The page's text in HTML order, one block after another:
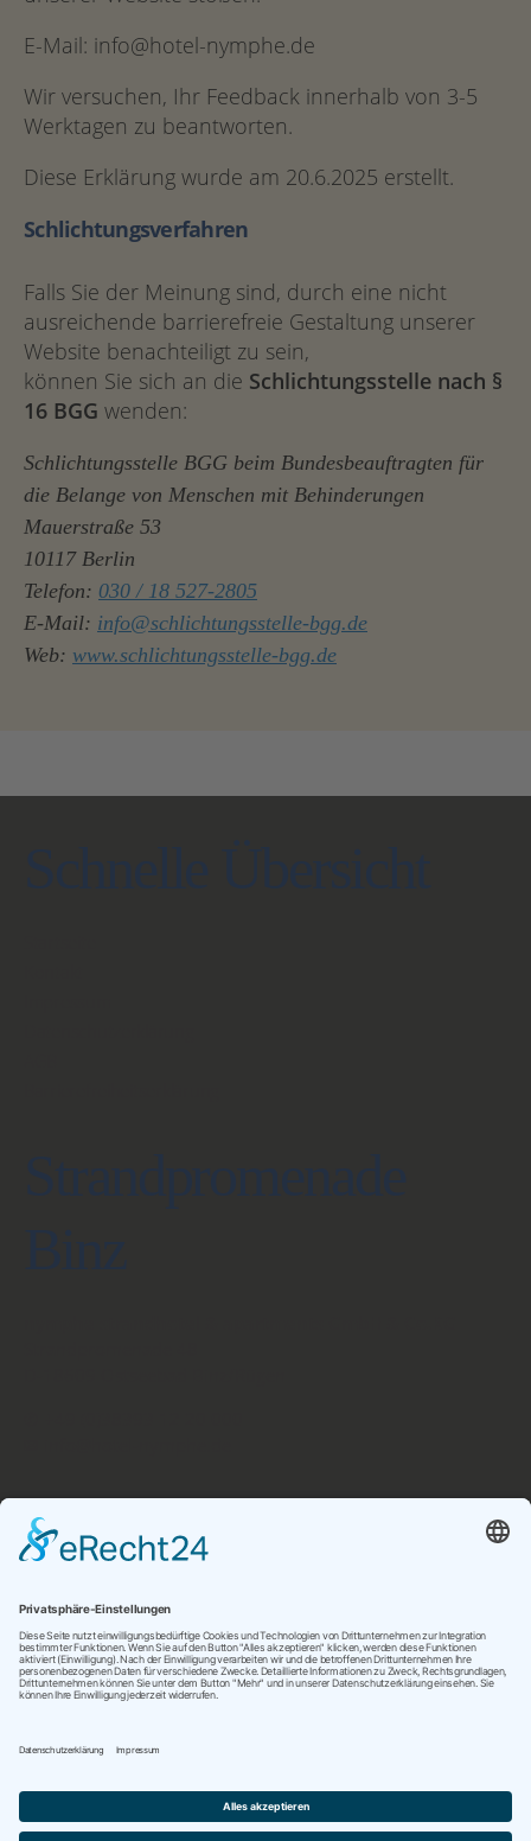
E-Mail: info@hotel-nymphe.de
Wir versuchen, Ihr Feedback innerhalb von 3-5
Werktagen zu beantworten.
Diese Erklärung wurde am 20.6.2025 erstellt.
Schlichtungsverfahren
Falls Sie der Meinung sind, durch eine nicht
ausreichende barrierefreie Gestaltung unserer
Website benachteiligt zu sein,
können Sie sich an die Schlichtungsstelle nach §
16 BGG wenden:
Schlichtungsstelle BGG beim Bundesbeauftragten für
die Belange von Menschen mit Behinderungen
Mauerstraße 53
10117 Berlin
Telefon: 030 / 18 527-2805
E-Mail: info@schlichtungsstelle-bgg.de
Web: www.schlichtungsstelle-bgg.de
Unser Partnerhotel